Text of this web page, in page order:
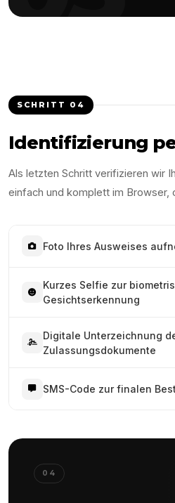
SCHRITT 04
Identifizierung
Als letzten Schritt verifizieren wir
einfach und komplett im Browser,
Foto Ihres Ausweises
Kurzes Selfie zur
Gesichtserkennung
Digitale Unterzeichnung
Zulassungsdokumente
SMS-Code zur finalen
04